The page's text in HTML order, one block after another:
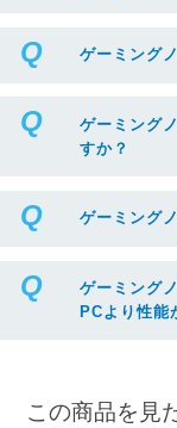
ゲーミング
ゲーミング
すか？
ゲーミング
ゲーミング
PCより性能
この商品を見